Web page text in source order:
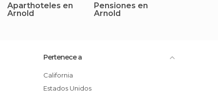
Aparthoteles en
Arnold
Pensiones en
Arnold
Pertenece a
California
Estados Unidos